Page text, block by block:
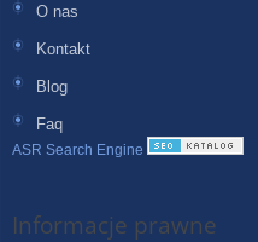
O nas
Kontakt
Blog
Faq
ASR Search Engine
Informacje prawne